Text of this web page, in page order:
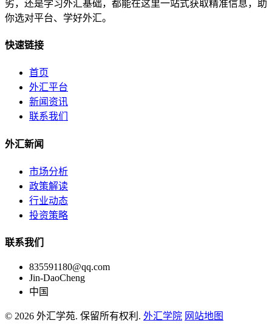
劣，还是学习外汇基础，都能在这里一站式获取精准信息，助
你选对平台、学好外汇。
快速链接
首页
外汇平台
新闻资讯
联系我们
外汇新闻
市场分析
政策解读
行业动态
投资策略
联系我们
835591180@qq.com
Jin-DaoCheng
中国
© 2026 外汇学苑. 保留所有权利. 外汇学院 网站地图